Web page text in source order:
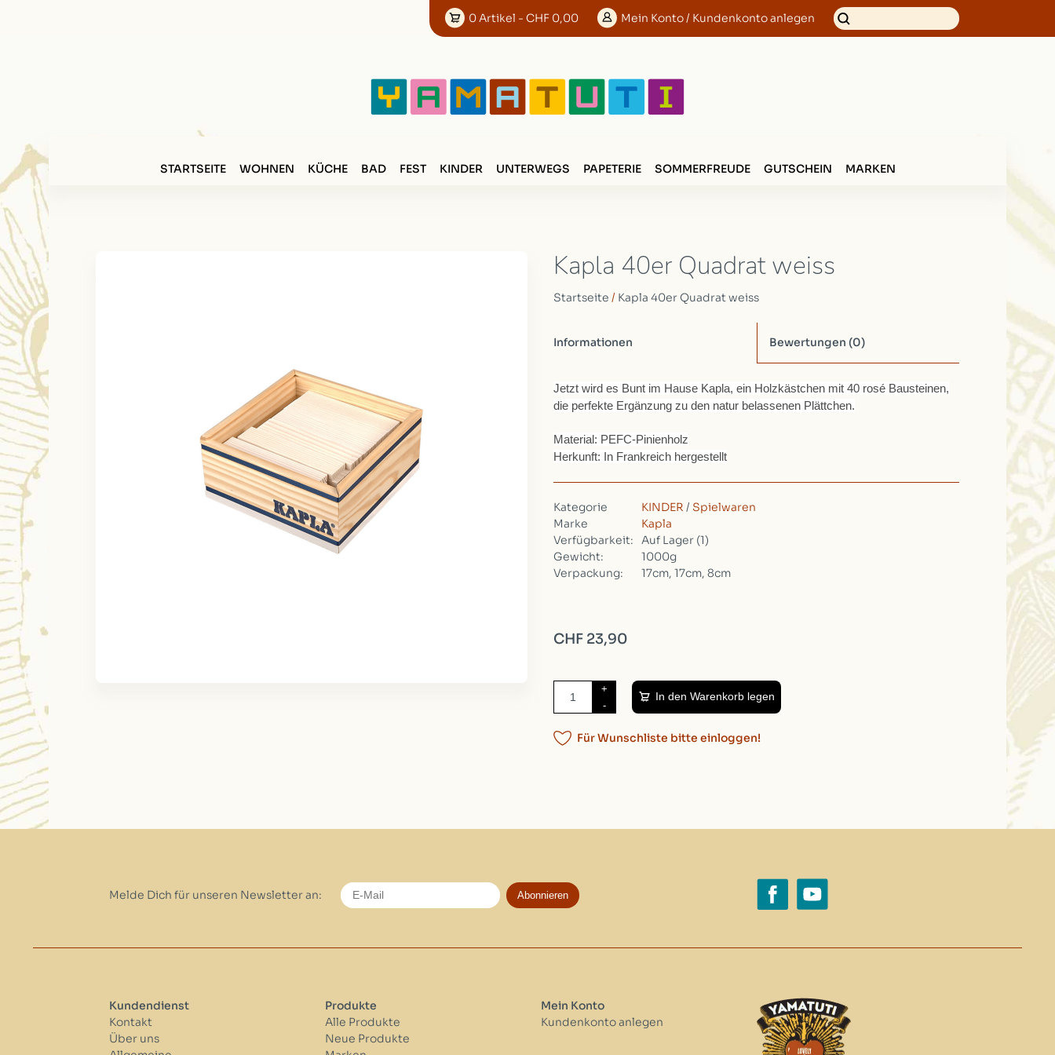
0Artikel - CHF 0,00 Mein Konto/ Kundenkonto anlegen
STARTSEITE WOHNEN KÜCHE BAD FEST KINDER UNTERWEGS PAPETERIE SOMMERFREUDE GUTSCHEIN MARKEN
Kapla 40er Quadrat weiss
Startseite / Kapla 40er Quadrat weiss
Informationen Bewertungen (0)
Jetzt wird es Bunt im Hause Kapla, ein Holzkästchen mit 40 rosé Bausteinen,
die perfekte Ergänzung zu den natur belassenen Plättchen.
Material: PEFC-Pinienholz
Herkunft: In Frankreich hergestellt
Kategorie KINDER / Spielwaren
Marke
Kapla
Verfügbarkeit:
Auf Lager (1)
Gewicht:
1000g
Verpackung:
17cm, 17cm, 8cm
CHF 23,90
+
-
In den Warenkorb legen
Für Wunschliste bitte einloggen!
Melde Dich für unseren Newsletter an: Abonnieren
Kundendienst
Kontakt
Über uns
Produkte
Alle Produkte
Neue Produkte
Mein Konto
Kundenkonto anlegen